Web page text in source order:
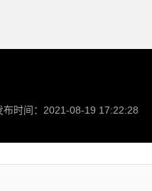
布时间：2021-08-19 17:22:28